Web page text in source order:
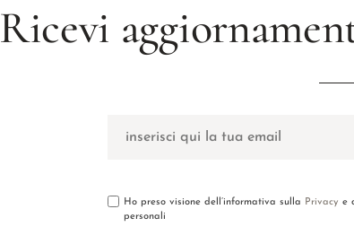
Ricevi
Ho preso visione dell’informativa sulla Privacy e
personali